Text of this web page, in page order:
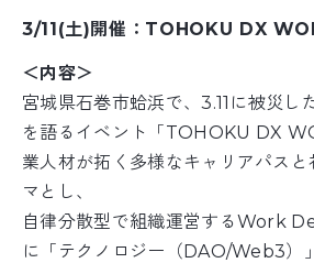
3/11(土)開催：TOHOKU DX
＜内容＞
宮城県石巻市蛤浜で、3.11に被災し
を語るイベント「TOHOKU DX
業人材が拓く多様なキャリアパス
マとし、
自律分散型で組織運営するWork
に「テクノロジー（DAO/Web3）